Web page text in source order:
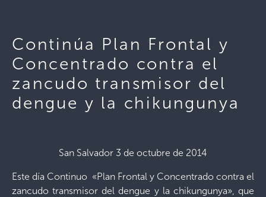
Continúa Plan Frontal y
Concentrado contra el
zancudo transmisor del
dengue y la chikungunya
San Salvador 3 de octubre de 2014
Este día Continuo «Plan Frontal y Concentrado contra el
zancudo transmisor del dengue y la chikungunya», que